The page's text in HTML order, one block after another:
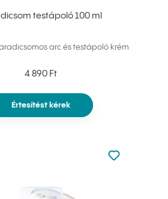
testápoló 100 ml
arc és testápoló krém
4 890 Ft
Értesítést kérek
kedvencekhez Nincsen
Hozzáadás